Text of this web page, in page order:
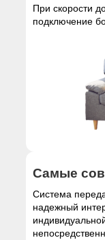
При скорости
подключение
Самые
Система
надежный